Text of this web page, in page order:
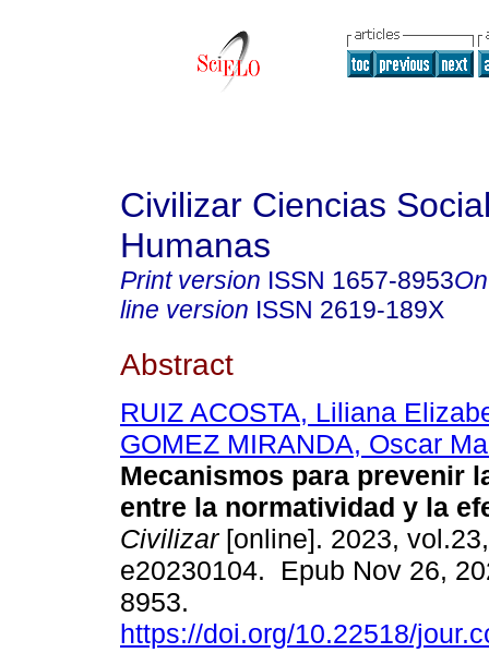
Civilizar Ciencias
Humanas
Print version ISSN 1657-8953
line version ISSN 2619-189X
Abstract
RUIZ ACOSTA, Liliana
GOMEZ MIRANDA, Oscar
Mecanismos para prevenir
entre la normatividad y la
Civilizar[online]. 2023,
e20230104. Epub Nov 26,
8953.
https://doi.org/10.22518/